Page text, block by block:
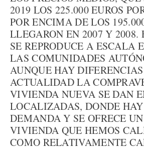
2019 LOS 225.000 EUROS
POR ENCIMA DE LOS
LLEGARON EN 2007 Y 2008.
SE REPRODUCE A ESCALA
LAS COMUNIDADES
AUNQUE HAY
ACTUALIDAD LA
VIVIENDA NUEVA SE DAN
LOCALIZADAS, DONDE
DEMANDA Y SE OFRECE
VIVIENDA QUE HEMOS
COMO RELATIVAMENTE